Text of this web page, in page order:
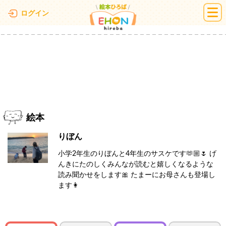
ログイン 絵本ひろば
絵本
りぼん
小学2年生のりぼんと4年生のサスケです🫶🏼🌷 げ
んきにたのしくみんなが読むと嬉しくなるような
読み聞かせをします🎀 たまーにお母さんも登場し
ます👩